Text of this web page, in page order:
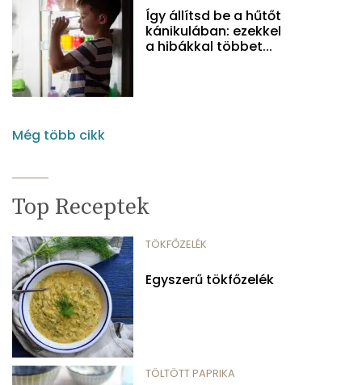
Így állítsd be a hűtőt
kánikulában: ezekkel
a hibákkal többet...
Még több cikk
Top Receptek
TÖKFŐZELÉK
Egyszerű tökfőzelék
TÖLTÖTT PAPRIKA